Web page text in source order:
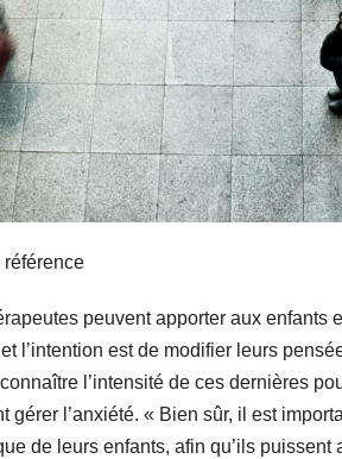
référence
peuvent apporter aux enfants
l’intention est de modifier leurs
l’intensité de ces dernières
gérer l’anxiété. « Bien sûr, il est
de leurs enfants, afin qu’ils